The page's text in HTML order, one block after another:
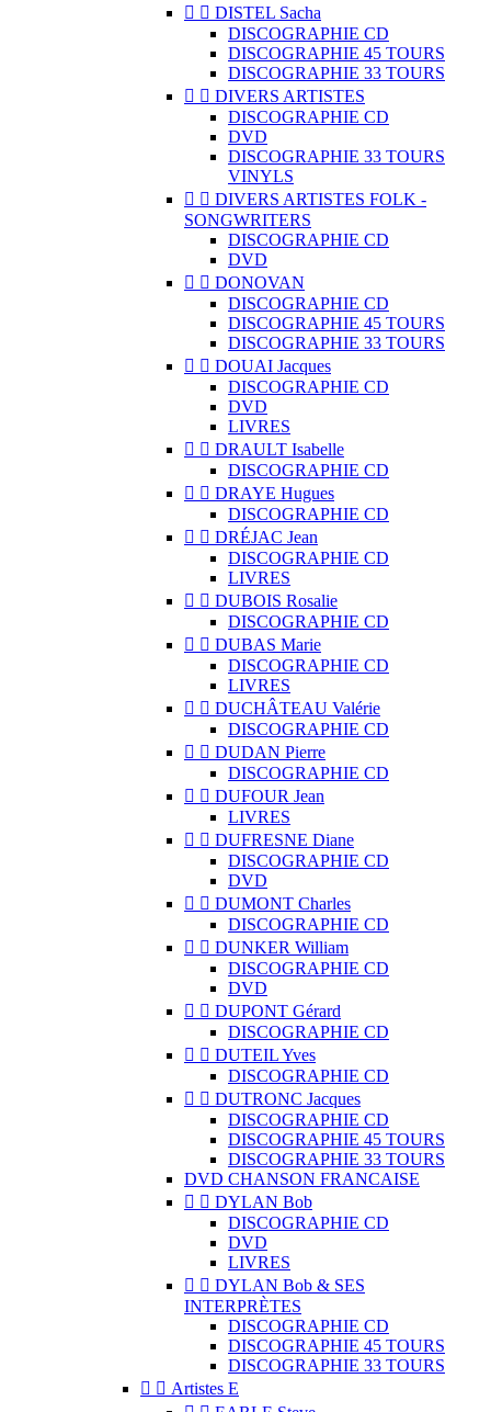
  DISTEL Sacha
DISCOGRAPHIE CD
DISCOGRAPHIE 45 TOURS
DISCOGRAPHIE 33 TOURS
  DIVERS ARTISTES
DISCOGRAPHIE CD
DVD
DISCOGRAPHIE 33 TOURS
VINYLS
  DIVERS ARTISTES FOLK -
SONGWRITERS
DISCOGRAPHIE CD
DVD
  DONOVAN
DISCOGRAPHIE CD
DISCOGRAPHIE 45 TOURS
DISCOGRAPHIE 33 TOURS
  DOUAI Jacques
DISCOGRAPHIE CD
DVD
LIVRES
  DRAULT Isabelle
DISCOGRAPHIE CD
  DRAYE Hugues
DISCOGRAPHIE CD
  DRÉJAC Jean
DISCOGRAPHIE CD
LIVRES
  DUBOIS Rosalie
DISCOGRAPHIE CD
  DUBAS Marie
DISCOGRAPHIE CD
LIVRES
  DUCHÂTEAU Valérie
DISCOGRAPHIE CD
  DUDAN Pierre
DISCOGRAPHIE CD
  DUFOUR Jean
LIVRES
  DUFRESNE Diane
DISCOGRAPHIE CD
DVD
  DUMONT Charles
DISCOGRAPHIE CD
  DUNKER William
DISCOGRAPHIE CD
DVD
  DUPONT Gérard
DISCOGRAPHIE CD
  DUTEIL Yves
DISCOGRAPHIE CD
  DUTRONC Jacques
DISCOGRAPHIE CD
DISCOGRAPHIE 45 TOURS
DISCOGRAPHIE 33 TOURS
DVD CHANSON FRANCAISE
  DYLAN Bob
DISCOGRAPHIE CD
DVD
LIVRES
  DYLAN Bob & SES
INTERPRÈTES
DISCOGRAPHIE CD
DISCOGRAPHIE 45 TOURS
DISCOGRAPHIE 33 TOURS
  Artistes E